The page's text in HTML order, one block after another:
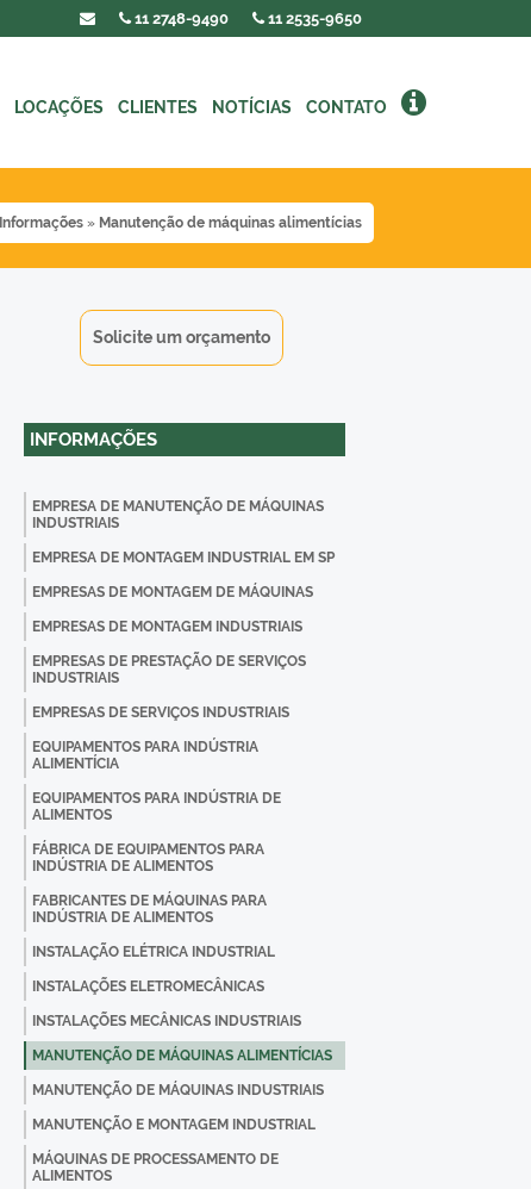
11 2535-9650
11 2748-9490
LOCAÇÕES CLIENTES NOTÍCIAS CONTATO
Informações » Manutenção de máquinas alimentícias
Solicite um orçamento
INFORMAÇÕES
EMPRESA DE MANUTENÇÃO DE MÁQUINAS
INDUSTRIAIS
EMPRESA DE MONTAGEM INDUSTRIAL EM SP
EMPRESAS DE MONTAGEM DE MÁQUINAS
EMPRESAS DE MONTAGEM INDUSTRIAIS
EMPRESAS DE PRESTAÇÃO DE SERVIÇOS
INDUSTRIAIS
EMPRESAS DE SERVIÇOS INDUSTRIAIS
EQUIPAMENTOS PARA INDÚSTRIA
ALIMENTÍCIA
EQUIPAMENTOS PARA INDÚSTRIA DE
ALIMENTOS
FÁBRICA DE EQUIPAMENTOS PARA
INDÚSTRIA DE ALIMENTOS
FABRICANTES DE MÁQUINAS PARA
INDÚSTRIA DE ALIMENTOS
INSTALAÇÃO ELÉTRICA INDUSTRIAL
INSTALAÇÕES ELETROMECÂNICAS
INSTALAÇÕES MECÂNICAS INDUSTRIAIS
MANUTENÇÃO DE MÁQUINAS ALIMENTÍCIAS
MANUTENÇÃO DE MÁQUINAS INDUSTRIAIS
MANUTENÇÃO E MONTAGEM INDUSTRIAL
MÁQUINAS DE PROCESSAMENTO DE
ALIMENTOS